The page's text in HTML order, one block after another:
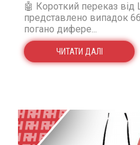
🤖 Короткий переказ від
представлено випадок
погано дифере...
ЧИТАТИ ДАЛІ